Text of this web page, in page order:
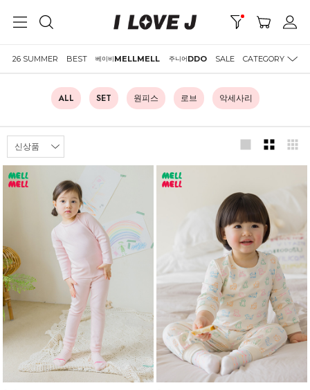
26 SUMMER BEST 베이비MELLMELL 주니어DDO SALE CATEGORY
ALL SET 원피스 로브 악세사리